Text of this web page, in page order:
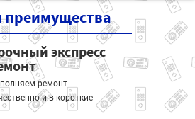
преимущества
экспресс
ремонт
и в короткие